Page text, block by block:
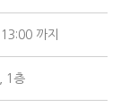
까지
1층